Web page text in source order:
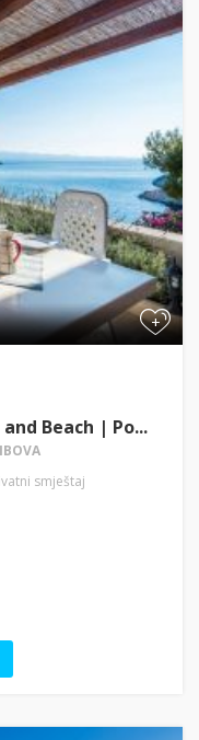
+
Beach | Po...
smještaj